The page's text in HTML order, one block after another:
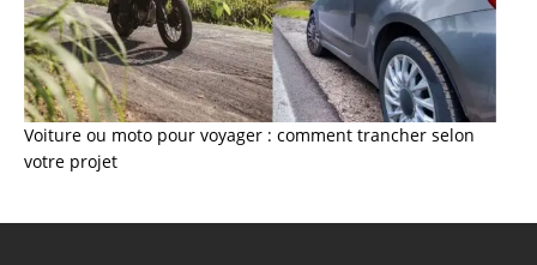
Voiture ou moto pour voyager : comment trancher selon
votre projet